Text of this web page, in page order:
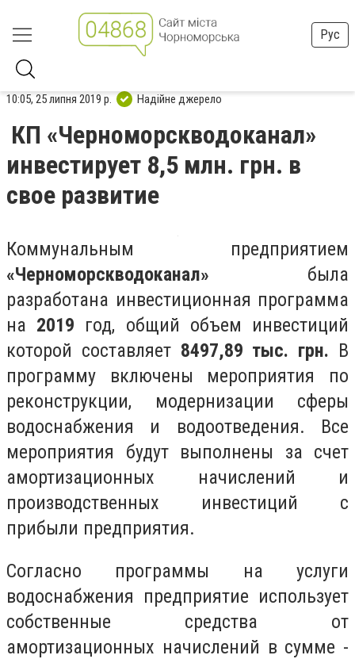
Рус
10:05, 25 липня 2019 р. Надійне джерело
КП «Черноморскводоканал»
инвестирует 8,5 млн. грн. в
свое развитие
Коммунальным предприятием
«Черноморскводоканал» была
разработана инвестиционная программа
на 2019 год, общий объем инвестиций
которой составляет 8497,89 тыс. грн. В
программу включены мероприятия по
реконструкции, модернизации сферы
водоснабжения и водоотведения. Все
мероприятия будут выполнены за счет
амортизационных начислений и
производственных инвестиций с
прибыли предприятия.
Согласно программы на услуги
водоснабжения предприятие использует
собственные средства от
амортизационных начислений в сумме -